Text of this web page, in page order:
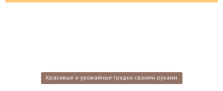
Красивые и урожайные грядки своими руками